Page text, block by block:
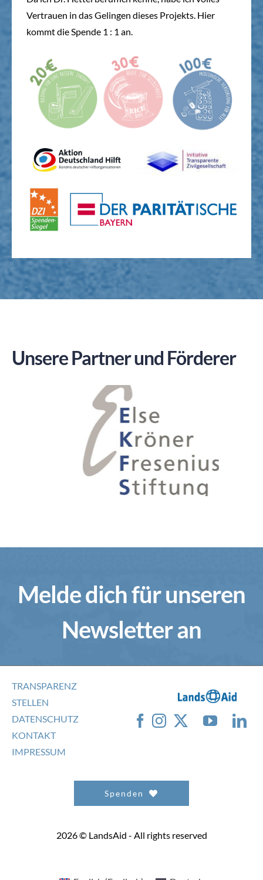
Vertrauen in das Gelingen dieses Projekts. Hier
kommt die Spende 1 : 1 an.
Unsere Partner und Förderer
Melde dich für unseren
Newsletter an
TRANSPARENZ
STELLEN
DATENSCHUTZ
KONTAKT
IMPRESSUM
Spenden
2026 © LandsAid - All rights reserved